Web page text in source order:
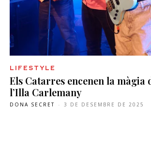
LIFESTYLE
Els Catarres encenen la màgia
l’Illa Carlemany
DONA SECRET - 3 DE DESEMBRE DE 2025